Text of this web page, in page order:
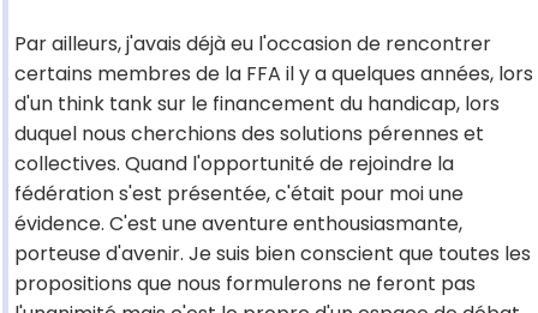
Par ailleurs, j'avais déjà eu l'occasion de rencontrer
certains membres de la FFA il y a quelques années, lors
d'un think tank sur le financement du handicap, lors
duquel nous cherchions des solutions pérennes et
collectives. Quand l'opportunité de rejoindre la
fédération s'est présentée, c'était pour moi une
évidence. C'est une aventure enthousiasmante,
porteuse d'avenir. Je suis bien conscient que toutes les
propositions que nous formulerons ne feront pas